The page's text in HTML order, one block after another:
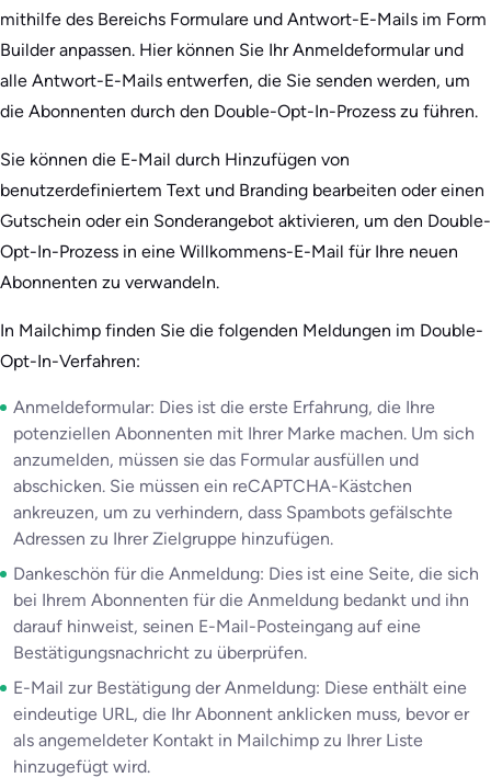
mithilfe des Bereichs Formulare und Antwort-E-Mails im Form
Builder anpassen. Hier können Sie Ihr Anmeldeformular und
alle Antwort-E-Mails entwerfen, die Sie senden werden, um
die Abonnenten durch den Double-Opt-In-Prozess zu führen.
Sie können die E-Mail durch Hinzufügen von
benutzerdefiniertem Text und Branding bearbeiten oder einen
Gutschein oder ein Sonderangebot aktivieren, um den Double-
Opt-In-Prozess in eine Willkommens-E-Mail für Ihre neuen
Abonnenten zu verwandeln.
In Mailchimp finden Sie die folgenden Meldungen im Double-
Opt-In-Verfahren:
Anmeldeformular: Dies ist die erste Erfahrung, die Ihre
potenziellen Abonnenten mit Ihrer Marke machen. Um sich
anzumelden, müssen sie das Formular ausfüllen und
abschicken. Sie müssen ein reCAPTCHA-Kästchen
ankreuzen, um zu verhindern, dass Spambots gefälschte
Adressen zu Ihrer Zielgruppe hinzufügen.
Dankeschön für die Anmeldung: Dies ist eine Seite, die sich
bei Ihrem Abonnenten für die Anmeldung bedankt und ihn
darauf hinweist, seinen E-Mail-Posteingang auf eine
Bestätigungsnachricht zu überprüfen.
E-Mail zur Bestätigung der Anmeldung: Diese enthält eine
eindeutige URL, die Ihr Abonnent anklicken muss, bevor er
als angemeldeter Kontakt in Mailchimp zu Ihrer Liste
hinzugefügt wird.